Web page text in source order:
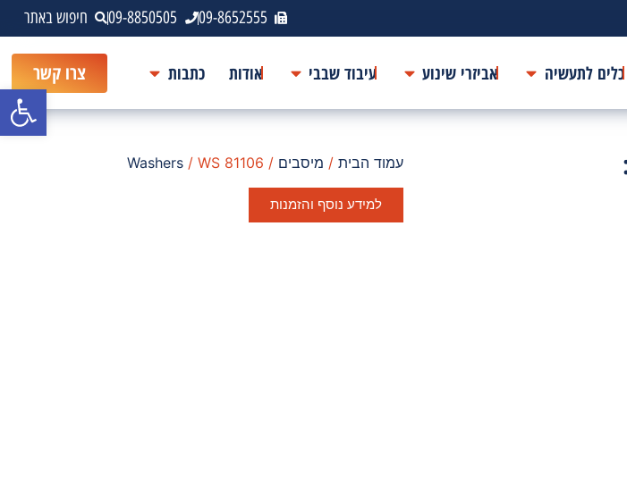
09-8652555
09-8850505 חיפוש באתר
כלים לתעשיה אביזרי שינוע עיבוד שבבי אודות כתבות צרו קשר
עמוד הבית/ מיסבים /
Washers / WS 81106
למידע נוסף והזמנות
פתח